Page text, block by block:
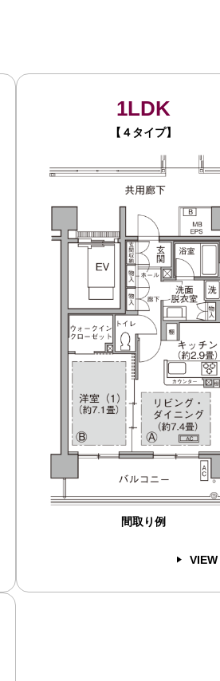
1LDK
【４タイプ】
間取り例